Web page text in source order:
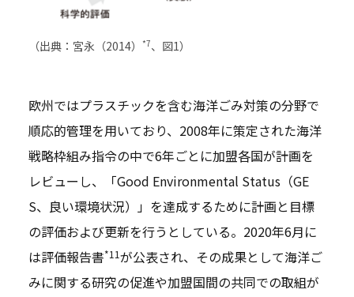
（出典：宮永（2014） *7、図1）
欧州ではプラスチックを含む海洋ごみ対策の分野で
順応的管理を用いており、2008年に策定された海洋
戦略枠組み指令の中で6年ごとに加盟各国が計画を
レビューし、「Good Environmental Status（GE
S、良い環境状況）」を達成するために計画と目標
の評価および更新を行うとしている。2020年6月に
は評価報告書*11が公表され、その成果として海洋ご
みに関する研究の促進や加盟国間の共同での取組が